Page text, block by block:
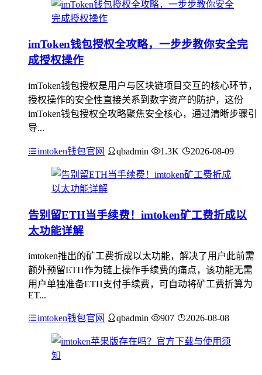
imToken钱包授权全攻略，一步步教你安全完
成授权操作
imToken钱包授权是用户与区块链项目交互的核心环节，
授权操作的安全性直接关系到数字资产的防护，这份
imToken钱包授权全攻略聚焦安全核心，通过清晰步骤引
导...
imtoken钱包官网 qbadmin 1.3K 2026-08-09
告别留ETH当手续费！imtoken矿工费折成以
太功能详解
imtoken推出的矿工费折成以太功能，解决了用户此前需
额外预留ETH作为链上操作手续费的痛点，该功能无需
用户单独准备ETH支付手续费，可自动将矿工费折算为
ET...
imtoken钱包官网 qbadmin 907 2026-08-08